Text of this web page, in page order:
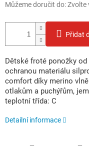
Můžeme doručit do:Zvolte
Přidat
Dětské froté ponožky
ochranou materiálu
comfort díky merino
otlakům a puchýřům,
teplotní třída: C
Detailní informace